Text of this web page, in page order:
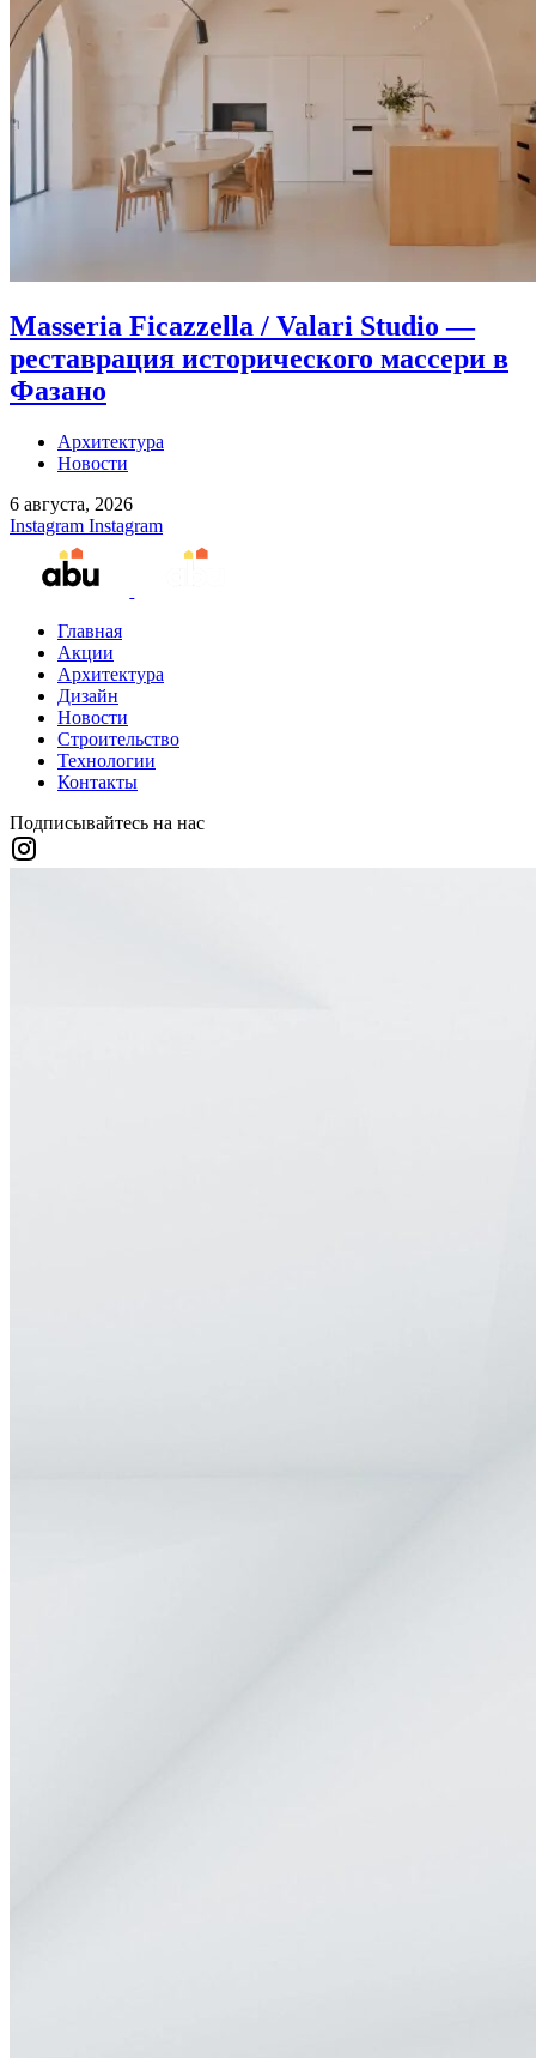
Masseria Ficazzella / Valari Studio —
реставрация исторического массери в
Фазано
Архитектура
Новости
6 августа, 2026
Instagram Instagram
Главная
Акции
Архитектура
Дизайн
Новости
Строительство
Технологии
Контакты
Подписывайтесь на нас